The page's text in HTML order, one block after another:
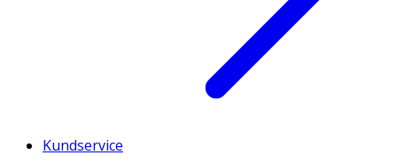
Kundservice